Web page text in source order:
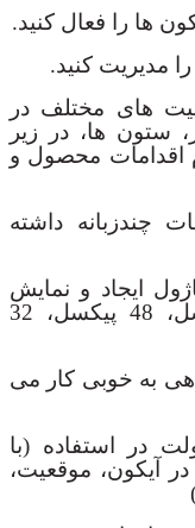
ها را فعال کنید.
مدیریت کنید.
های مختلف در
ستون ها، در زیر
اقدامات محصول و
چندزبانه داشته
ایجاد و نمایش
می دهد انتخاب کنید (64 پیکسل، 48 پیکسل، 32
به خوبی کار می
در استفاده (با
آیکون، موقعیت،